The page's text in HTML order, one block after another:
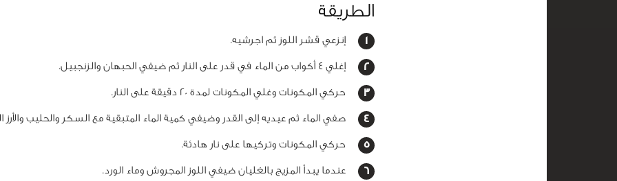
الطريقة
إنزعي قشر اللوز ثم اجرشيه.
إغلي 4 أكواب من الماء في قدر على النار ثم ضيفي الحبهان والزنجبيل.
حركي المكونات وغلي المكونات لمدة 20 دقيقة على النار.
صفي الماء ثم عيديه إلى القدر وضيفي كمية الماء المتبقية مع السكر والحليب
حركي المكونات وتركيها على نار هادئة.
عندما يبدأ المزيج بالغليان ضيفي اللوز المجروش وماء الورد.